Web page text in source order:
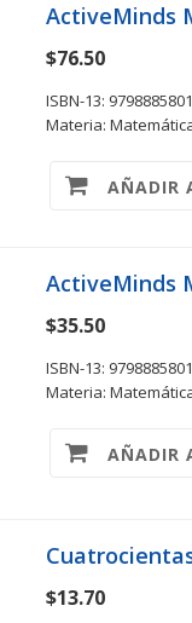
ActiveMinds
$76.50
ISBN-13:
Materia:
AÑADIR
ActiveMinds
$35.50
ISBN-13:
Materia:
AÑADIR
$13.70